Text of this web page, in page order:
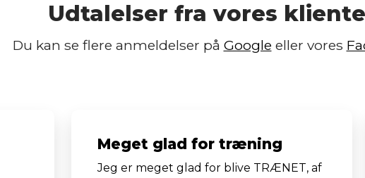
Udtalelser fra vores
​ Du kan se flere anmeldelser på Google eller vores
Meget glad for træning
Jeg er meget glad for blive TRÆNET, af